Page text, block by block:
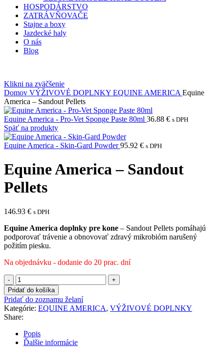
HOSPODÁRSTVO
ZATRÁVŇOVAČE
Stajne a boxy
Jazdecké haly
O nás
Blog
Klikni na zväčšenie
Domov VÝŽIVOVÉ DOPLNKY EQUINE AMERICA Equine
America – Sandout Pellets
Equine America - Pro-Vet Sponge Paste 80ml 36.88 € s DPH
Späť na produkty
Equine America - Skin-Gard Powder95.92 € s DPH
Equine America – Sandout
Pellets
146.93 € s DPH
Equine America doplnky pre kone – Sandout Pellets pomáhajú
podporovať trávenie a obnovovať zdravý mikrobióm narušený
požitím piesku.
Na objednávku - dodanie do 20 prac. dní
množstvo
Equine
America
-
Sandout
Pellets
Pridať do košíka
Pridať do zoznamu želaní
Kategórie: EQUINE AMERICA, VÝŽIVOVÉ DOPLNKY
Share:
Popis
Ďalšie informácie